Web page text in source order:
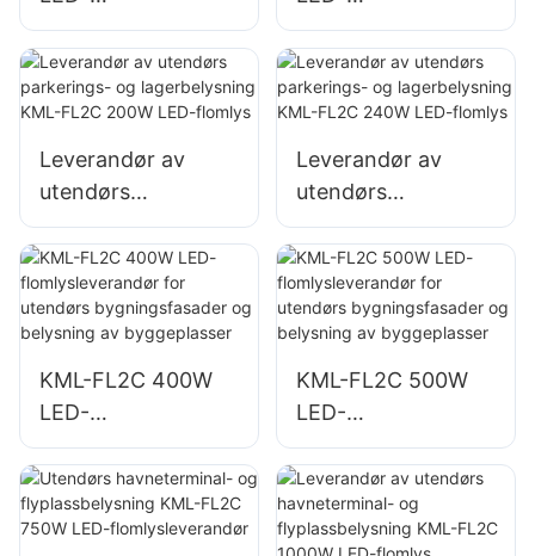
flomlysleverandør
for utendørs
reklametavler og
store
skiltbelysninger
flomlysleverandør
for utendørs vegg-
og
områdebelysning
Leverandør av
utendørs
parkerings- og
lagerbelysning
KML-FL2C 200W
LED-flomlys
Leverandør av
utendørs
parkerings- og
lagerbelysning
KML-FL2C 240W
LED-flomlys
KML-FL2C 400W
LED-
flomlysleverandør
for utendørs
bygningsfasader
og belysning av
KML-FL2C 500W
LED-
flomlysleverandør
for utendørs
bygningsfasader
og belysning av